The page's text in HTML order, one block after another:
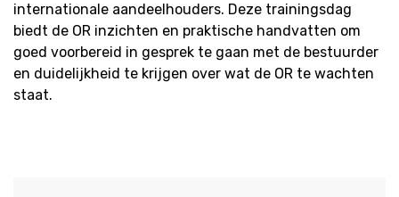
internationale aandeelhouders. Deze trainingsdag
biedt de OR inzichten en praktische handvatten om
goed voorbereid in gesprek te gaan met de bestuurder
en duidelijkheid te krijgen over wat de OR te wachten
staat.